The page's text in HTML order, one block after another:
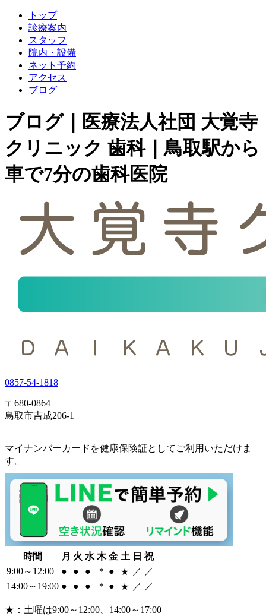
トップ
診療案内
スタッフ
院内・設備
ネット予約
アクセス
ブログ
ブログ｜医療法人社団 大覚寺
クリニック 歯科｜鳥取駅から
車で7分の歯科医院
0857-54-1818
〒680-0864
鳥取市吉成206-1
マイナンバーカードを健康保険証としてご利用いただけま
す。
時間 月 火 水 木 金 土 日 祝
9:00～12:00
● ● ● ＊ ● ★ ／ ／
14:00～19:00 ● ● ● ＊ ● ★ ／ ／
★ ：土曜は9:00～12:00、14:00～17:00